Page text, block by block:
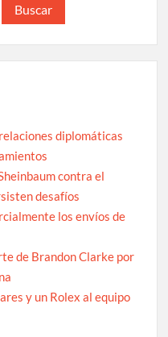
Buscar
diplomáticas
contra el
desafíos
los envíos de
de Brandon Clarke por
y un Rolex al equipo